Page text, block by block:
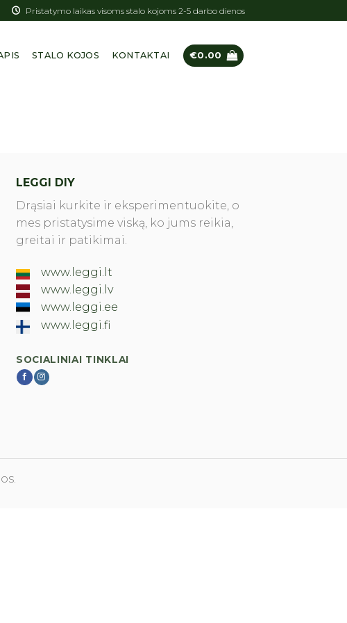
Pristatymo laikas visoms stalo kojoms 2-5 darbo dienos
STALO KOJOS KONTAKTAI €0.00
LEGGI DIY
Drąsiai kurkite ir eksperimentuokite, o
mes pristatysime viską, ko jums reikia,
greitai ir patikimai.
www.leggi.lt
www.leggi.lv
www.leggi.ee
www.leggi.fi
SOCIALINIAI TINKLAI